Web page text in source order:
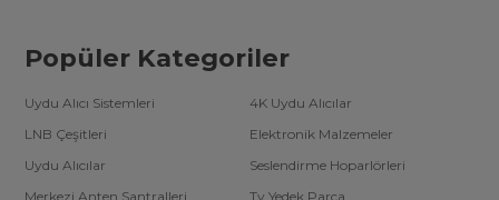
Popüler Kategoriler
Uydu Alıcı Sistemleri
4K Uydu Alıcılar
LNB Çeşitleri
Elektronik Malzemeler
Uydu Alıcılar
Seslendirme Hoparlörleri
Merkezi Anten Santralleri
Tv Yedek Parça